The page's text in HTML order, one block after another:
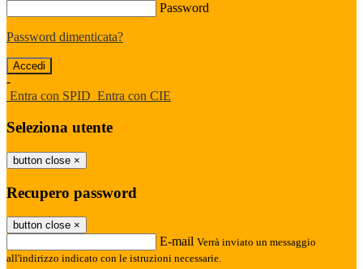
Password
Password dimenticata?
-
Entra con SPID Entra con CIE
Seleziona utente
button close ×
Recupero password
button close ×
E-mail Verrà inviato un messaggio
all'indirizzo indicato con le istruzioni necessarie.